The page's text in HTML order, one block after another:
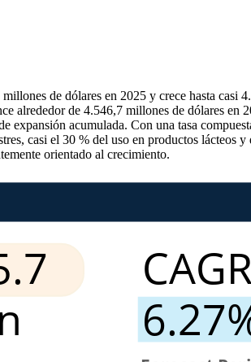
de dólares en 2025 y crece hasta casi
alrededor de 4.546,7 millones de dólares en
expansión acumulada. Con una tasa
casi el 30 % del uso en productos lácteos
orientado al crecimiento.